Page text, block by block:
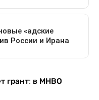
грант: в МНВО